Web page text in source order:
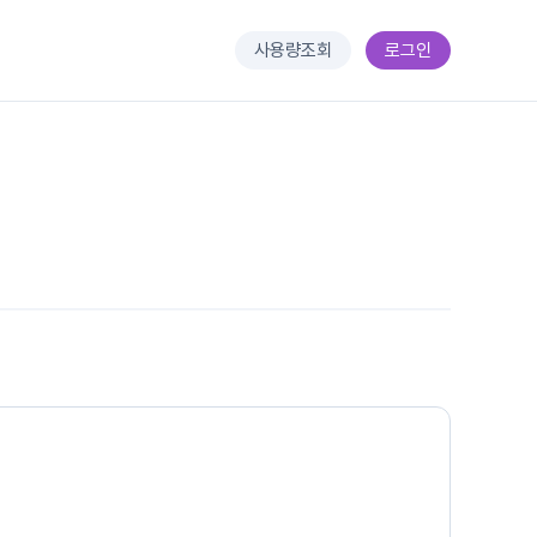
사용량조회 로그인